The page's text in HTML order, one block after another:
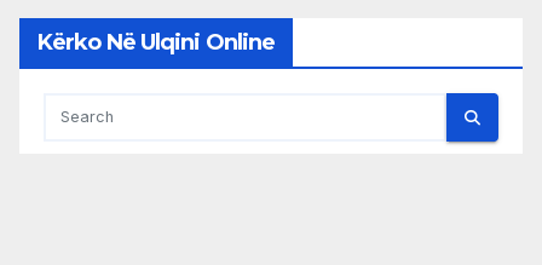
Kërko Në Ulqini Online